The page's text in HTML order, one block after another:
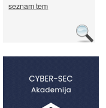
seznam tem